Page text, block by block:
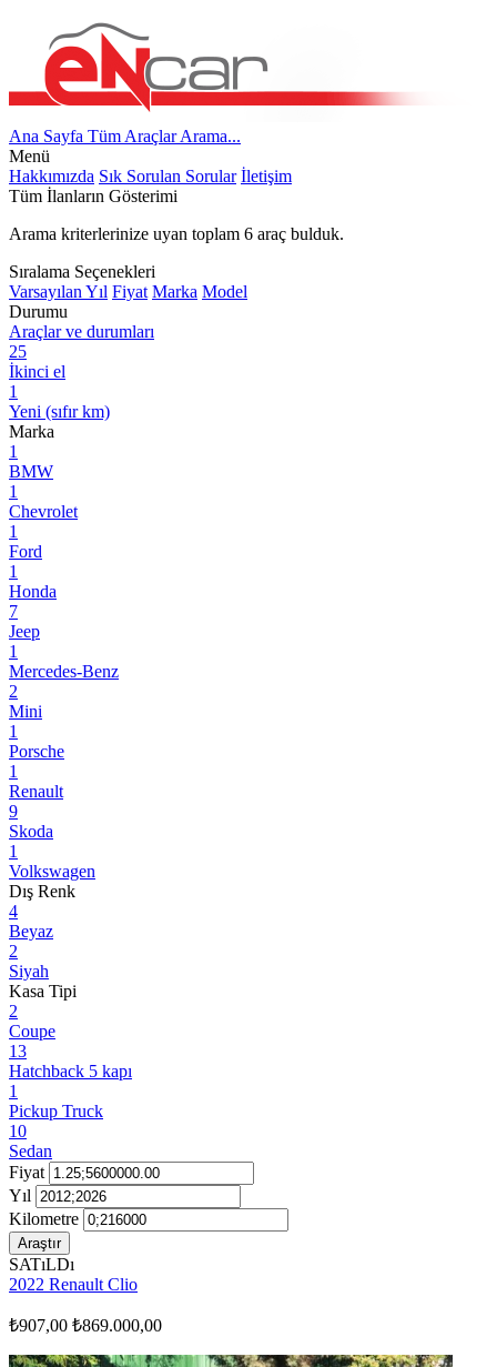
Ana Sayfa Tüm AraçlarArama...
Menü
Hakkımızda Sık Sorulan Sorular İletişim
Tüm İlanların Gösterimi
Arama kriterlerinize uyan toplam 6 araç bulduk.
Sıralama Seçenekleri
Varsayılan Yıl Fiyat Marka Model
Durumu
Araçlar ve durumları
25
İkinci el
1
Yeni (sıfır km)
Marka
1
BMW
1
Chevrolet
1
Ford
1
Honda
7
Jeep
1
Mercedes-Benz
2
Mini
1
Porsche
1
Renault
9
Skoda
1
Volkswagen
Dış Renk
4
Beyaz
2
Siyah
Kasa Tipi
2
Coupe
13
Hatchback 5 kapı
1
Pickup Truck
10
Sedan
Fiyat
Yıl
Kilometre
Araştır
SATıLDı
2022 Renault Clio
₺907,00 ₺869.000,00